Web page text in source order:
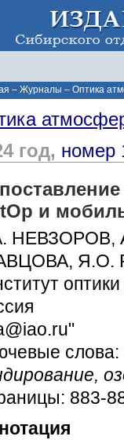
– Журналы – Оптика
год, номер
и
НЕВЗОРОВ,
слова:
883-